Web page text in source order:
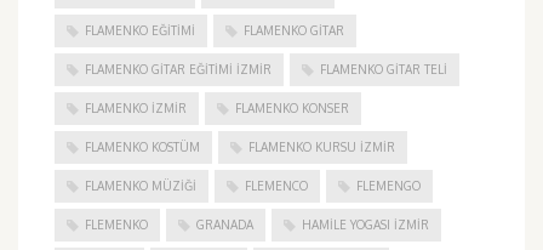
FLAMENKO EĞITIMI FLAMENKO GITAR
FLAMENKO GITAR EĞITIMI İZMIR FLAMENKO GITAR TELI
FLAMENKO IZMIR FLAMENKO KONSER
FLAMENKO KOSTÜM FLAMENKO KURSU İZMIR
FLAMENKO MÜZIĞI FLEMENCO FLEMENGO
FLEMENKO GRANADA HAMILE YOGASI İZMIR